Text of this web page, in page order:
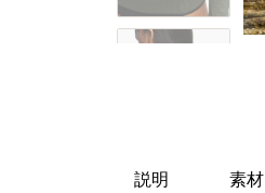
説明 素材